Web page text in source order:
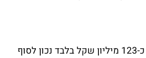
הערך בספרים של הפעילויות הנמכרות (לפי חלק נטו) עומד על כ-123 מיליון שקל בלבד נכון לסוף